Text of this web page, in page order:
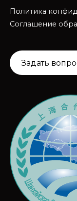
Политика
Соглашение
Задать